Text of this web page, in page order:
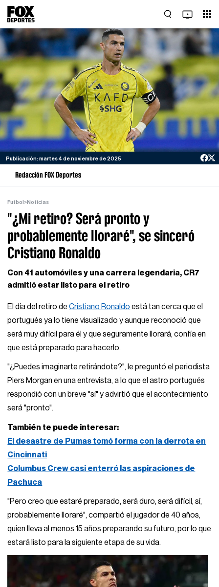
Publicación: martes 4 de noviembre de 2025
Redacción FOX Deportes
Futbol >Noticias
"¿Mi retiro? Será pronto y
probablemente lloraré", se sinceró
Cristiano Ronaldo
Con 41 automóviles y una carrera legendaria, CR7
admitió estar listo para el retiro
El día del retiro deCristiano Ronaldo está tan cerca que el
portugués ya lo tiene visualizado y aunque reconoció que
será muy difícil para él y que seguramente llorará, confía en
que está preparado para hacerlo.
"¿Puedes imaginarte retirándote?", le preguntó el periodista
Piers Morgan en una entrevista, a lo que el astro portugués
respondió con un breve "sí" y advirtió que el acontecimiento
será "pronto".
También te puede interesar:
El desastre de Pumas tomó forma con la derrota en
Cincinnati
Columbus Crew casi enterró las aspiraciones de
Pachuca
"Pero creo que estaré preparado, será duro, será difícil, sí,
probablemente lloraré", compartió el jugador de 40 años,
quien lleva al menos 15 años preparando su futuro, por lo que
estará listo para la siguiente etapa de su vida.